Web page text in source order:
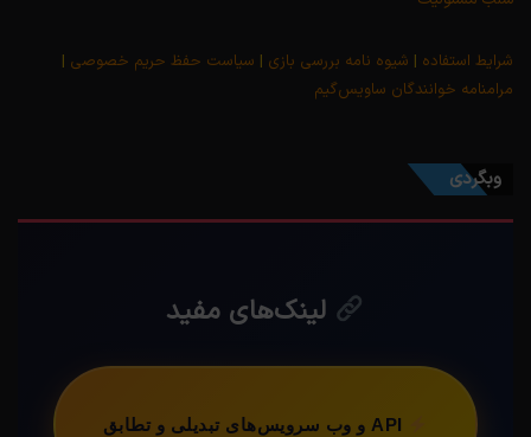
شرایط استفاده | شیوه نامه بررسی بازی | سیاست حفظ حریم خصوصی |
مرامنامه خوانندگان ساویس‌گیم
وبگردی
لینک‌های مفید
API و وب سرویس‌های تبدیلی و تطابق